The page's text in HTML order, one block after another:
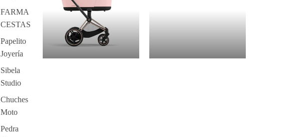
FARMA
CESTAS
Papelito
Joyería
Sibela
Studio
Chuches
Moto
Pedra